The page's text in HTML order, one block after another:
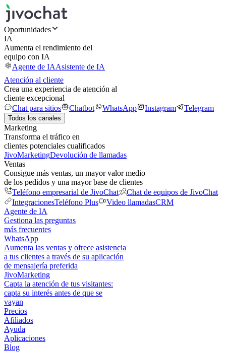
Oportunidades
IA
Aumenta el rendimiento del
equipo con IA
Agente de IAAsistente de IA
Atención al cliente
Crea una experiencia de atención al
cliente excepcional
Chat para sitios
Chatbot WhatsApp Instagram Telegram
Todos los canales
Marketing
Transforma el tráfico en
clientes potenciales cualificados
JivoMarketingDevolución de llamadas
Ventas
Consigue más ventas, un mayor valor medio
de los pedidos y una mayor base de clientes
Teléfono empresarial de JivoChat
Chat de equipos de JivoChat
IntegracionesTeléfono Plus Video llamadasCRM
Agente de IA
Gestiona las preguntas
más frecuentes
WhatsApp
Aumenta las ventas y ofrece asistencia
a tus clientes a través de su aplicación
de mensajería preferida
JivoMarketing
Capta la atención de tus visitantes:
capta su interés antes de que se
vayan
Precios
Afiliados
Ayuda
Aplicaciones
Blog